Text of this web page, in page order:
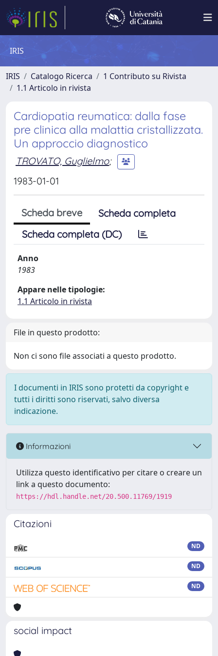
IRIS
IRIS Catalogo Ricerca
1 Contributo su Rivista
1.1 Articolo in rivista
Cardiopatia reumatica: dalla fase
pre clinica alla malattia cristallizzata.
Un approccio diagnostico
TROVATO, Guglielmo;
1983-01-01
Scheda breve
Scheda completa
Scheda completa (DC)
Anno
1983
Appare nelle tipologie:
1.1 Articolo in rivista
File in questo prodotto:
Non ci sono file associati a questo prodotto.
I documenti in IRIS sono protetti da copyright e
tutti i diritti sono riservati, salvo diversa
indicazione.
Informazioni
Utilizza questo identificativo per citare o creare un
link a questo documento:
https://hdl.handle.net/20.500.11769/1919
Citazioni
ND
ND
ND
social impact